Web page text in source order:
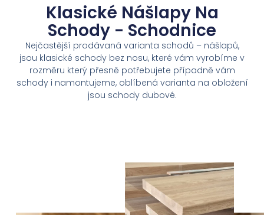
Klasické Nášlapy Na
Schody - Schodnice
Nejčastější prodávaná varianta schodů – nášlapů,
jsou klasické schody bez nosu, které vám vyrobíme v
rozměru který přesně potřebujete případně vám
schody i namontujeme, oblíbená varianta na obložení
jsou schody dubové.